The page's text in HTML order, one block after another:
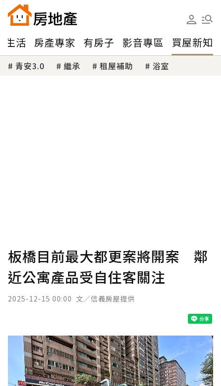
生活 房產專家 有房子 影音專區 買屋新知
青安3.0 繼承 租屋補助 浴室
板橋目前最大都更案將開案 鄰
近公寓產品受自住客關注
2025-12-15 00:00 文／信義房屋提供